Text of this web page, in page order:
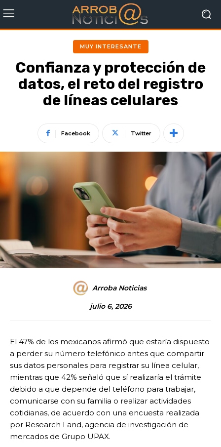
MUY INTERESANTE
Confianza y protección de
datos, el reto del registro
de líneas celulares
Facebook Twitter
Arroba Noticias
julio 6, 2026
El 47% de los mexicanos afirmó que estaría dispuesto
a perder su número telefónico antes que compartir
sus datos personales para registrar su línea celular,
mientras que 42% señaló que sí realizaría el trámite
debido a que depende del teléfono para trabajar,
comunicarse con su familia o realizar actividades
cotidianas, de acuerdo con una encuesta realizada
por Research Land, agencia de investigación de
mercados de Grupo UPAX.